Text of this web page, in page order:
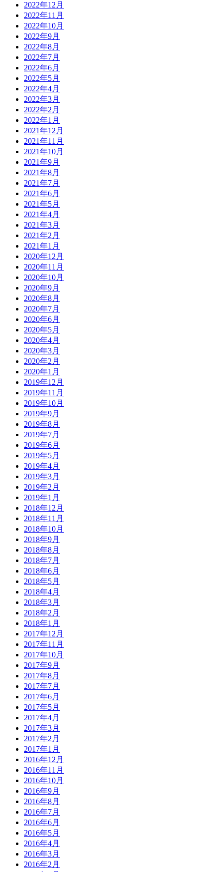
2022年12月
2022年11月
2022年10月
2022年9月
2022年8月
2022年7月
2022年6月
2022年5月
2022年4月
2022年3月
2022年2月
2022年1月
2021年12月
2021年11月
2021年10月
2021年9月
2021年8月
2021年7月
2021年6月
2021年5月
2021年4月
2021年3月
2021年2月
2021年1月
2020年12月
2020年11月
2020年10月
2020年9月
2020年8月
2020年7月
2020年6月
2020年5月
2020年4月
2020年3月
2020年2月
2020年1月
2019年12月
2019年11月
2019年10月
2019年9月
2019年8月
2019年7月
2019年6月
2019年5月
2019年4月
2019年3月
2019年2月
2019年1月
2018年12月
2018年11月
2018年10月
2018年9月
2018年8月
2018年7月
2018年6月
2018年5月
2018年4月
2018年3月
2018年2月
2018年1月
2017年12月
2017年11月
2017年10月
2017年9月
2017年8月
2017年7月
2017年6月
2017年5月
2017年4月
2017年3月
2017年2月
2017年1月
2016年12月
2016年11月
2016年10月
2016年9月
2016年8月
2016年7月
2016年6月
2016年5月
2016年4月
2016年3月
2016年2月